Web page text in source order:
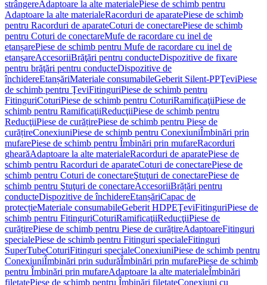
strângereAdaptoare la alte materialePiese de schimb pentru
Adaptoare la alte materialeRacorduri de aparatePiese de schimb
pentru Racorduri de aparateCoturi de conectarePiese de schimb
pentru Coturi de conectareMufe de racordare cu inel de
etanșarePiese de schimb pentru Mufe de racordare cu inel de
etanșareAccesoriiBrăţări pentru conducteDispozitive de fixare
pentru brăţări pentru conducteDispozitive de
închidereEtanșăriMateriale consumabileGeberit Silent-PPŢeviPiese
de schimb pentru ŢeviFitinguriPiese de schimb pentru
FitinguriCoturiPiese de schimb pentru CoturiRamificaţiiPiese de
schimb pentru RamificaţiiReducţiiPiese de schimb pentru
ReducţiiPiese de curățirePiese de schimb pentru Piese de
curățireConexiuniPiese de schimb pentru ConexiuniÎmbinări prin
mufarePiese de schimb pentru Îmbinări prin mufareRacorduri
ghearăAdaptoare la alte materialeRacorduri de aparatePiese de
schimb pentru Racorduri de aparateCoturi de conectarePiese de
schimb pentru Coturi de conectareŞtuţuri de conectarePiese de
schimb pentru Ştuţuri de conectareAccesoriiBrățări pentru
conducteDispozitive de închidereEtanșăriCapac de
protecțieMateriale consumabileGeberit HDPEŢeviFitinguriPiese de
schimb pentru FitinguriCoturiRamificaţiiReducţiiPiese de
curățirePiese de schimb pentru Piese de curățireAdaptoareFitinguri
specialePiese de schimb pentru Fitinguri specialeFitinguri
SuperTubeCoturiFitinguri specialeConexiuniPiese de schimb pentru
ConexiuniÎmbinări prin sudurăÎmbinări prin mufarePiese de schimb
pentru Îmbinări prin mufareAdaptoare la alte materialeÎmbinări
filetatePiese de schimb pentru Îmbinări filetateConexiuni cu